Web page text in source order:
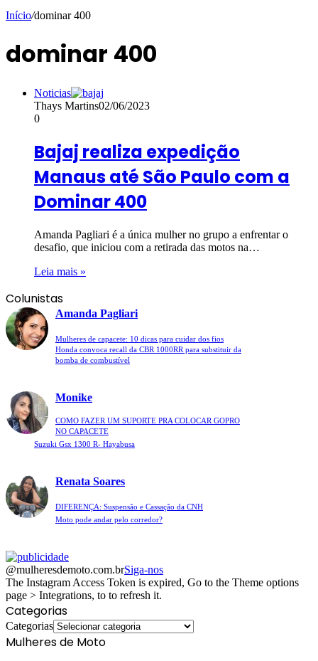
Início/dominar 400
dominar 400
Noticias
Thays Martins02/06/2023
0
Bajaj realiza expedição
Manaus até São Paulo com a
Dominar 400
Amanda Pagliari é a única mulher no grupo a enfrentar o
desafio, que iniciou com a retirada das motos na…
Leia mais »
Colunistas
Amanda Pagliari
Mulheres de capacete: 10 dicas para cuidar dos fios
Honda convoca recall da CBR 1000RR para substituir da
bomba de combustível
Monike
COMO FAZER UM SUPORTE PRA COLOCAR GOPRO
NO CAPACETE
Suzuki Gsx 1300 R- Hayabusa
Renata Soares
DIFERENÇA: Suspensão e Cassação da CNH
Moto pode andar pelo corredor?
@mulheresdemoto.com.brSiga-nos
The Instagram Access Token is expired, Go to the Theme options
page > Integrations, to to refresh it.
Categorias
Categorias
Mulheres de Moto